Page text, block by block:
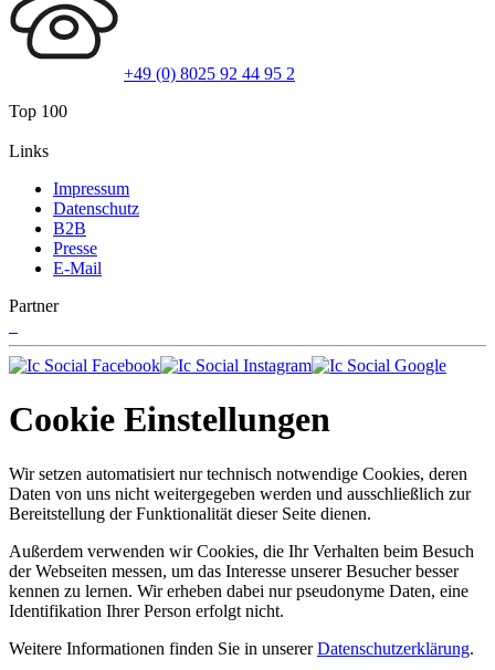
+49 (0) 8025 92 44 95 2
Top 100
Links
Impressum
Datenschutz
B2B
Presse
E-Mail
Partner
Cookie Einstellungen
Wir setzen automatisiert nur technisch notwendige Cookies, deren
Daten von uns nicht weitergegeben werden und ausschließlich zur
Bereitstellung der Funktionalität dieser Seite dienen.
Außerdem verwenden wir Cookies, die Ihr Verhalten beim Besuch
der Webseiten messen, um das Interesse unserer Besucher besser
kennen zu lernen. Wir erheben dabei nur pseudonyme Daten, eine
Identifikation Ihrer Person erfolgt nicht.
Weitere Informationen finden Sie in unsererDatenschutzerklärung.